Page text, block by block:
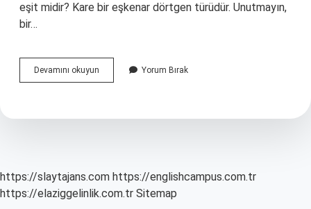
eşit midir? Kare bir eşkenar dörtgen türüdür. Unutmayın,
bir…
Devamını okuyun
Şeklinin
Yorum Bırak
https://slaytajans.com https://englishcampus.com.tr
https://elaziggelinlik.com.tr Sitemap